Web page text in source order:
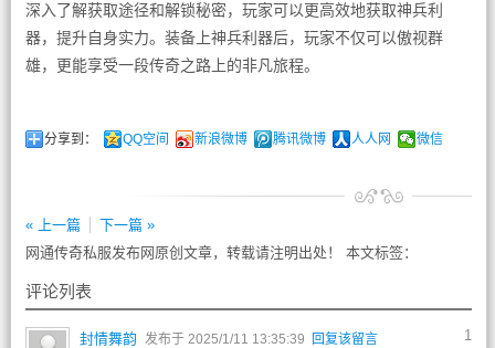
深入了解获取途径和解锁秘密，玩家可以更高效地获取神兵利
器，提升自身实力。装备上神兵利器后，玩家不仅可以傲视群
雄，更能享受一段传奇之路上的非凡旅程。
分享到： QQ空间 新浪微博 腾讯微博 人人网 微信
« 上一篇
下一篇 »
网通传奇私服发布网原创文章，转载请注明出处！ 本文标签：
评论列表
1
封情舞韵 发布于 2025/1/11 13:35:39 回复该留言